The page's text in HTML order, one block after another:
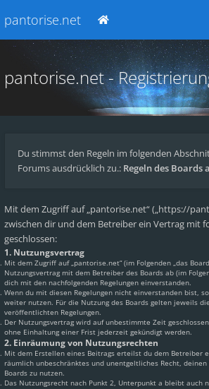
pantorise.net
pantorise.net -
Du stimmst den Regeln im folgenden
Forums ausdrücklich zu.: Regeln des Boards
Mit dem Zugriff auf „pantorise.net“ („https://
zwischen dir und dem Betreiber ein Vertrag mit
geschlossen:
1. Nutzungsvertrag
Mit dem Zugriff auf „pantorise.net“ (im Folgenden „das
Nutzungsvertrag mit dem Betreiber des Boards ab (im
dich mit den nachfolgenden Regelungen einverstanden.
Wenn du mit diesen Regelungen nicht einverstanden bist,
weiter nutzen. Für die Nutzung des Boards gelten jeweils
veröffentlichten Regelungen.
Der Nutzungsvertrag wird auf unbestimmte Zeit
ohne Einhaltung einer Frist jederzeit gekündigt werden.
2. Einräumung von Nutzungsrechten
Mit dem Erstellen eines Beitrags erteilst du dem Betreiber
räumlich unbeschränktes und unentgeltliches Recht,
Boards zu nutzen.
Das Nutzungsrecht nach Punkt 2, Unterpunkt a bleibt auch